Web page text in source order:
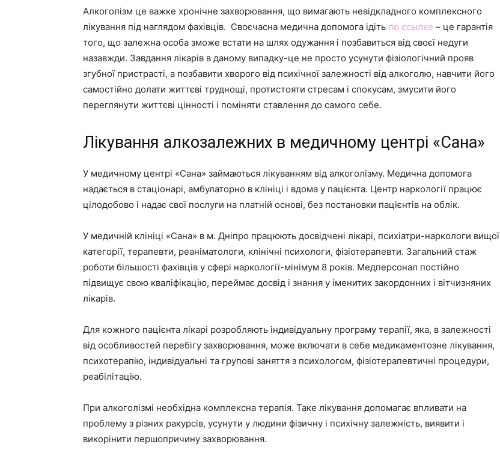
Алкоголізм це важке хронічне захворювання, що вимагають невідкладного комплексного
лікування під наглядом фахівців. Своєчасна медична допомога ідіть по ссылке – це гарантія
того, що залежна особа зможе встати на шлях одужання і позбавиться від своєї недуги
назавжди. Завдання лікарів в даному випадку-це не просто усунути фізіологічний прояв
згубної пристрасті, а позбавити хворого від психічної залежності від алкоголю, навчити його
самостійно долати життєві труднощі, протистояти стресам і спокусам, змусити його
переглянути життєві цінності і поміняти ставлення до самого себе.
Лікування алкозалежних в медичному центрі «Сана»
У медичному центрі «Сана» займаються лікуванням від алкоголізму. Медична допомога
надається в стаціонарі, амбулаторно в клініці і вдома у пацієнта. Центр наркології працює
цілодобово і надає свої послуги на платній основі, без постановки пацієнтів на облік.
У медичній клініці «Сана» в м. Дніпро працюють досвідчені лікарі, психіатри-наркологи вищої
категорії, терапевти, реаніматологи, клінічні психологи, фізіотерапевти. Загальний стаж
роботи більшості фахівців у сфері наркології-мінімум 8 років. Медперсонал постійно
підвищує свою кваліфікацію, переймає досвід і знання у іменитих закордонних і вітчизняних
лікарів.
Для кожного пацієнта лікарі розробляють індивідуальну програму терапії, яка, в залежності
від особливостей перебігу захворювання, може включати в себе медикаментозне лікування,
психотерапію, індивідуальні та групові заняття з психологом, фізіотерапевтичні процедури,
реабілітацію.
При алкоголізмі необхідна комплексна терапія. Таке лікування допомагає впливати на
проблему з різних ракурсів, усунути у людини фізичну і психічну залежність, виявити і
викорінити першопричину захворювання.